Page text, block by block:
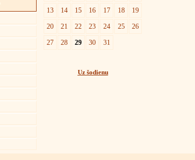
13
14 15 16 17 18
19
20
21 22 23 24 25
26
27
28 29 30 31
Uz šodienu